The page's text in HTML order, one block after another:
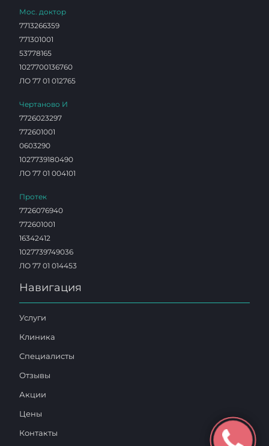
Мос. доктор
7713266359
771301001
53778165
1027700136760
ЛО 77 01 012765
Чертаново И
7726023297
772601001
0603290
1027739180490
ЛО 77 01 004101
Протек
7726076940
772601001
16342412
1027739749036
ЛО 77 01 014453
Навигация
Услуги
Клиника
Специалисты
Отзывы
Акции
Цены
Контакты